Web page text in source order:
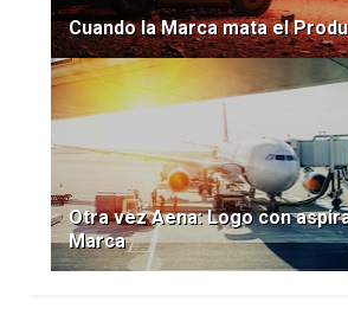
Cuando la Marca mata el
Otra vez Aena: Logo con
Marca